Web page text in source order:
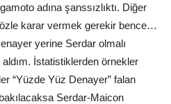
adına şanssızlıktı. Diğer
karar vermek gerekir bence…
yerine Serdar olmalı
İstatistiklerden örnekler
“Yüzde Yüz Denayer” falan
Serdar-Maicon